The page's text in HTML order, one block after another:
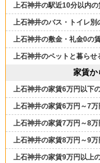
上石神井の駅近10分以内の
上石神井のバス・トイレ別
上石神井の敷金・礼金0の
上石神井のペットと暮らせ
家賃か
上石神井の家賃6万円以下
上石神井の家賃6万円～7
上石神井の家賃7万円～8
上石神井の家賃8万円～9
上石神井の家賃9万円以上